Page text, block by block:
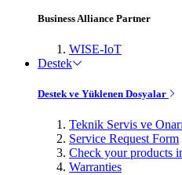
Business Alliance Partner
WISE-IoT
Destek
Destek ve Yüklenen Dosyalar
Teknik Servis ve
Service Request Form
Check your products
Warranties